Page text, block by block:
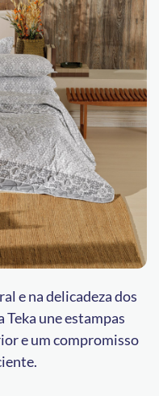
e na delicadeza dos
Teka une estampas
e um compromisso